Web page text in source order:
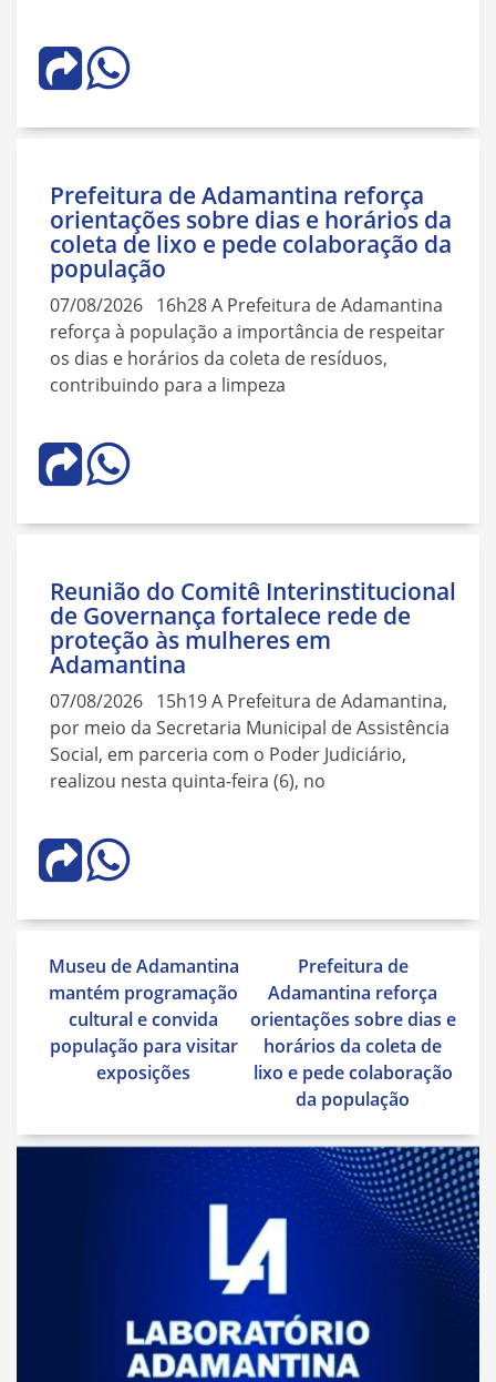
Prefeitura de Adamantina reforça
orientações sobre dias e horários da
coleta de lixo e pede colaboração da
população
07/08/2026 16h28 A Prefeitura de Adamantina
reforça à população a importância de respeitar
os dias e horários da coleta de resíduos,
contribuindo para a limpeza
Reunião do Comitê Interinstitucional
de Governança fortalece rede de
proteção às mulheres em
Adamantina
07/08/2026 15h19 A Prefeitura de Adamantina,
por meio da Secretaria Municipal de Assistência
Social, em parceria com o Poder Judiciário,
realizou nesta quinta-feira (6), no
Navegação
de
Post
Museu de Adamantina
mantém programação
cultural e convida
população para visitar
exposições
Prefeitura de
Adamantina reforça
orientações sobre dias e
horários da coleta de
lixo e pede colaboração
da população